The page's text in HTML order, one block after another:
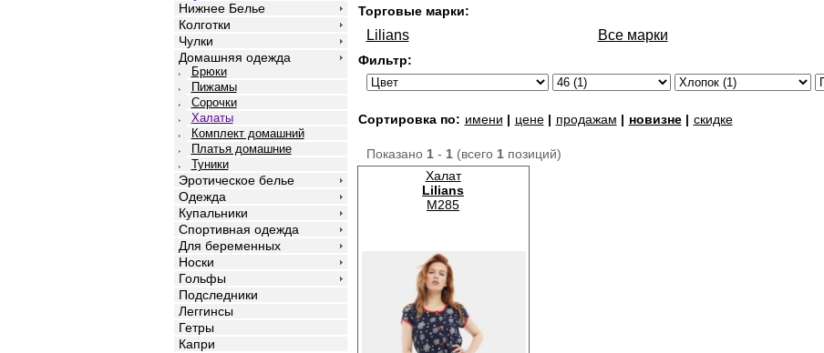
Нижнее Белье
Колготки
Чулки
Домашняя одежда
Брюки
Пижамы
Сорочки
Халаты
Комплект домашний
Платья домашние
Туники
Эротическое белье
Одежда
Купальники
Спортивная одежда
Для беременных
Носки
Гольфы
Подследники
Леггинсы
Гетры
Капри
Торговые марки:
Lilians Все марки
Фильтр:
Сортировка по: имени | цене| продажам | новизне| скидке
Показано 1- 1(всего 1позиций)
Халат
Lilians
M285